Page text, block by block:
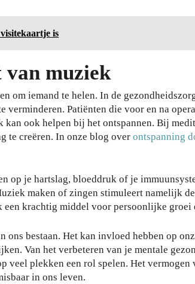
is
van muziek
om iemand te helen. In de
verminderen. Patiënten die voor en na
kan ook helpen bij het ontspannen. Bij
te creëren. In onze blog over ontspanning
op je hartslag, bloeddruk of je
maken of zingen stimuleert namelijk
krachtig middel voor persoonlijke groei
bestaan. Het kan invloed hebben op
Van het verbeteren van je mentale
veel plekken een rol spelen. Het vermogen
in ons leven.
Da
gje
Ro
da
m:
zo
Wa
t je
op
sch
oe
n
zeg
ge